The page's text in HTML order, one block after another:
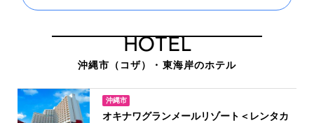
HOTEL
沖縄市（コザ）・東海岸のホテル
沖縄市
オキナワグランメールリゾート＜レンタカ